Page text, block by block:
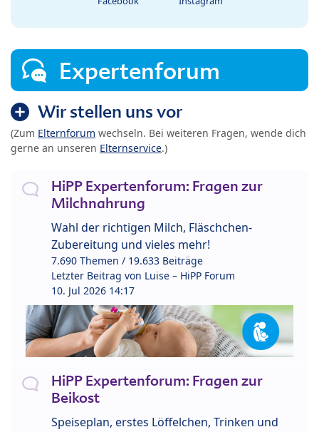
Expertenforum
Wir stellen uns vor
(Zum Elternforum wechseln. Bei weiteren Fragen, wende dich
gerne an unseren Elternservice.)
HiPP Expertenforum: Fragen zur
Milchnahrung
Wahl der richtigen Milch, Fläschchen-
Zubereitung und vieles mehr!
7.690 Themen / 19.633 Beiträge
Letzter Beitrag von Luise – HiPP Forum
10. Jul 2026 14:17
HiPP Expertenforum: Fragen zur
Beikost
Speiseplan, erstes Löffelchen, Trinken und